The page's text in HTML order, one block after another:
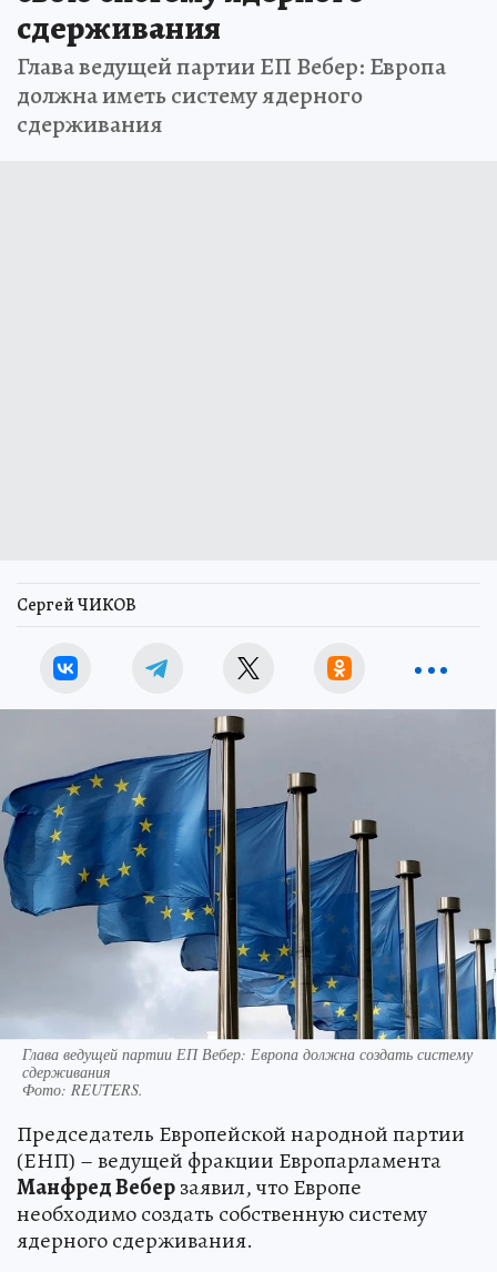
сдерживания
Глава ведущей партии ЕП Вебер: Европа
должна иметь систему ядерного
сдерживания
Сергей ЧИКОВ
Глава ведущей партии ЕП Вебер: Европа должна создать систему
сдерживания
Фото: REUTERS.
Председатель Европейской народной партии
(ЕНП) – ведущей фракции Европарламента
Манфред Веберзаявил, что Европе
необходимо создать собственную систему
ядерного сдерживания.